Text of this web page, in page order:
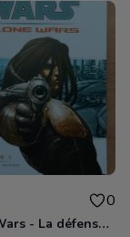
0
BD Star Wars - La défense de Kamino (Clone Wars volume 1)